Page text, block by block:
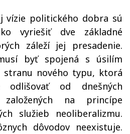
vízie politického dobra sú
vyriešiť dve základné
záleží jej presadenie.
byť spojená s úsilím
nového typu, ktorá
od dnešných
na princípe
služieb neoliberalizmu.
dôvodov neexistuje.